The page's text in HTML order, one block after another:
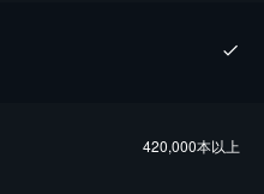
420,000本以上